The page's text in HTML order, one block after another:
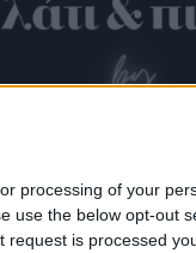
processing of your
use the below opt-out
request is processed
ΚΑΤΣΙΓΙΑΝΝΗΣ